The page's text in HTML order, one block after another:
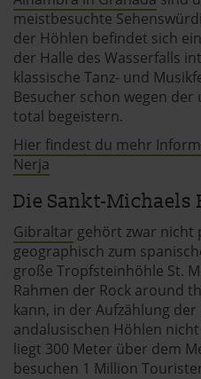
meistbesuchte
der Höhlen befindet sich
der Halle des Wasserfalls
klassische Tanz- und
Besucher schon wegen
total begeistern.
Hier findest du mehr
Nerja
Die Sankt-
Gibraltar gehört zwar nicht
geographisch zum
große Tropfsteinhöhle St.
Rahmen der Rock around
kann, in der Aufzählung
andalusischen Höhlen
liegt 300 Meter über dem
besuchen 1 Million